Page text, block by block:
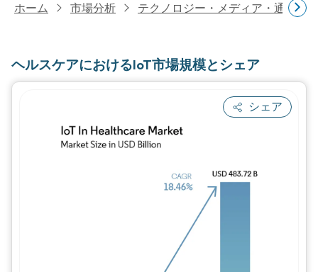
ホーム 市場分析 テクノロジー・メディア・通信研
ヘルスケアにおけるIoT市場規模とシェア
シェア
画像 © Mordor Intelligence。再利用には